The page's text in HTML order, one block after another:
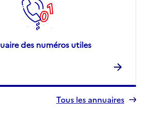
des numéros utiles
Tous les annuaires